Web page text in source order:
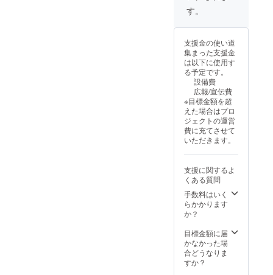
円、
円のリ
ターン
と同じ
内容に
なりま
す。
す。
支援金の使い道
集まった支援金
は以下に使用す
る予定です。
設備費
広報/宣伝費
※目標金額を超
えた場合はプロ
ジェクトの運営
費に充てさせて
いただきます。
支援に関するよ
くある質問
手数料はいく
らかかります
か？
目標金額に届
かなかった場
合どうなりま
すか？